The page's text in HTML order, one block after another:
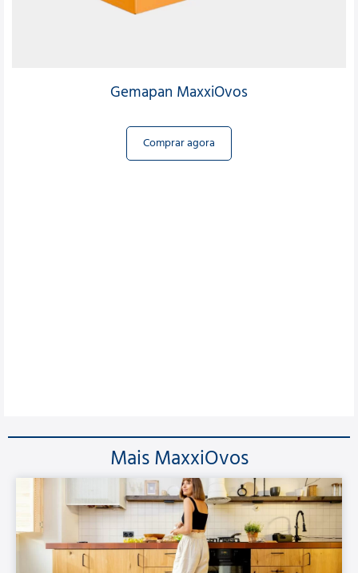
Gemapan MaxxiOvos
Comprar agora
Mais MaxxiOvos